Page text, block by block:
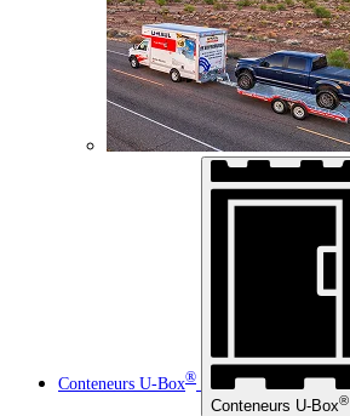
Conteneurs U-Box®
Conteneurs U-Box®